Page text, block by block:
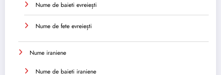
Nume de baieti evreiești
Nume de fete evreiești
Nume iraniene
Nume de baieti iraniene